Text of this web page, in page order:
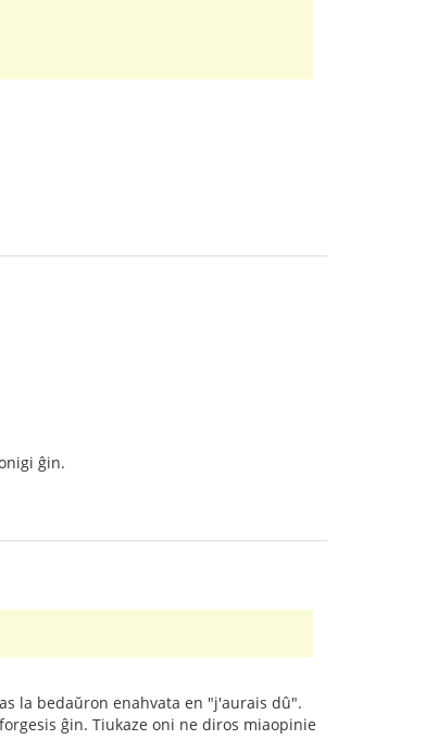
ĝin.
la bedaŭron enahvata en "j'aurais dû".
ĝin. Tiukaze oni ne diros miaopinie